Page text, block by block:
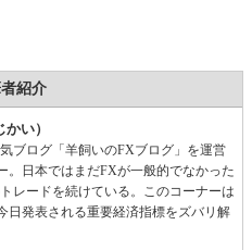
紹介
い）
ブログ「羊飼いのFXブログ」を運営
。日本ではまだFXが一般的でなかった
レードを続けている。このコーナーは
日発表される重要経済指標をズバリ解